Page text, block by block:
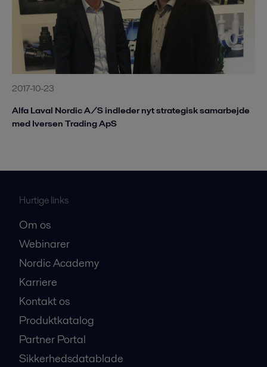
2017-10-23
Alfa Laval Nordic A/S indleder nyt strategisk samarbejde
med Iversen Trading ApS
Hurtige links
Om os
Webinarer
Nordic Academy
Karriere
Kontakt os
Produktkatalog
Partner Portal
Sikkerhedsdatablade